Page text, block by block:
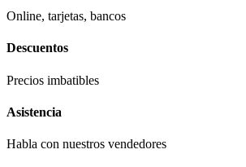
Online, tarjetas, bancos
Descuentos
Precios imbatibles
Asistencia
Habla con nuestros vendedores